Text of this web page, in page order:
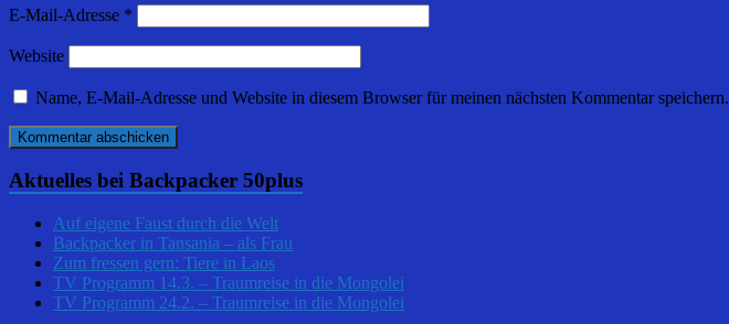
E-Mail-Adresse *
Website
Name, E-Mail-Adresse und Website in diesem Browser für meinen nächsten Kommentar speichern.
Aktuelles bei Backpacker 50plus
Auf eigene Faust durch die Welt
Backpacker in Tansania – als Frau
Zum fressen gern: Tiere in Laos
TV Programm 14.3. – Traumreise in die Mongolei
TV Programm 24.2. – Traumreise in die Mongolei